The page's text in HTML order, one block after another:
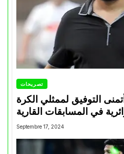
تصريحات
التوفيق لممثلي الكرة
Septembre 17, 2024